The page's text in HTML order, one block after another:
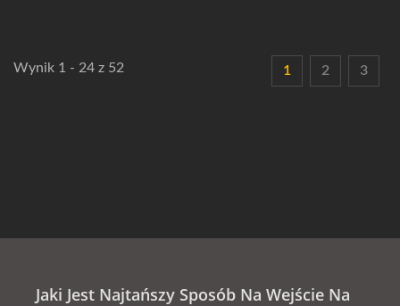
Wynik 1 - 24 z 52 1 2 3
Jaki Jest Najtańszy Sposób Na Wejście Na